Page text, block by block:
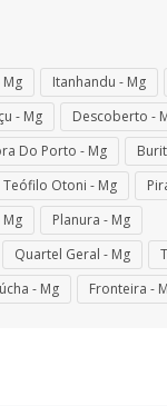
Itanhandu - Mg
- Mg
Descoberto -
Do Porto - Mg
Teófilo Otoni - Mg
Planura - Mg
Quartel Geral - Mg
- Mg Fronteira -